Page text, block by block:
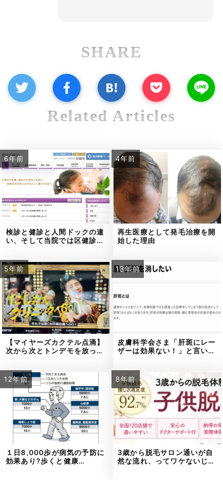
SHARE
Related Articles
6年前
検診と健診と人間ドックの違
い、そして当院では区健診…
4年前
再生医療として発毛治療を開
始した理由
5年前
【マイヤーズカクテル点滴】
次から次とトンデモを放っ…
13年前
皮膚科学会さま「肝斑にレー
ザーは効果ない！」と言い…
12年前
１日8,000歩が病気の予防に
効果あり?歩くと健康…
8年前
3歳から脱毛サロン通いが自
然な流れ、ってワケないじ…